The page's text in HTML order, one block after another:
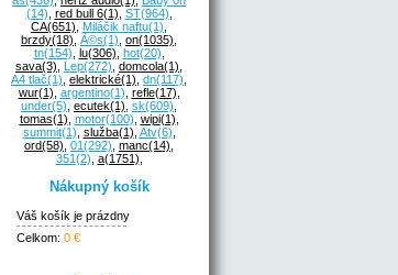
(14) red bull 6(1) ST(964)
CA(651) Miláčik naftu(1)
brzdy(18) Ã©s(1) on(1035)
tn(154) lu(306) hot(20)
sava(3) Lep(272) domcola(1)
A4 tlač(1) elektrické(1) dn(117)
wur(1) argentino(1) refle(17)
under(5) ecutek(1) sk(609)
tomas(1) motor(100) wipi(1)
summit(1) služba(1) Atv(6)
ord(58) 01(292) manc(14)
351(2) a(1751)
Nákupný košík
Váš košík je prázdny
Celkom: 0 €